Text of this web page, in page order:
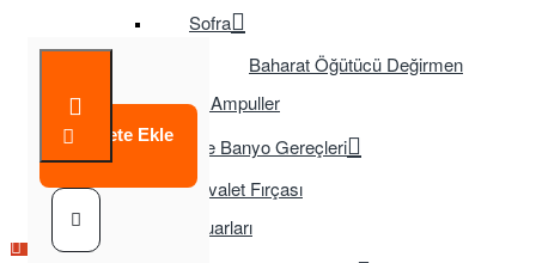
Sofra
Baharat Öğütücü Değirmen
Tasarruflu Ampuller
Temizlik ve Banyo Gereçleri
Tuvalet Fırçası
TV Aksesuarları
Sepete Ekle
Çok Satılan Ürün
Çok Satılan Ürün
Çok Satılan Ürün
Çok Satılan Ürün
Çok Satılan Ürün